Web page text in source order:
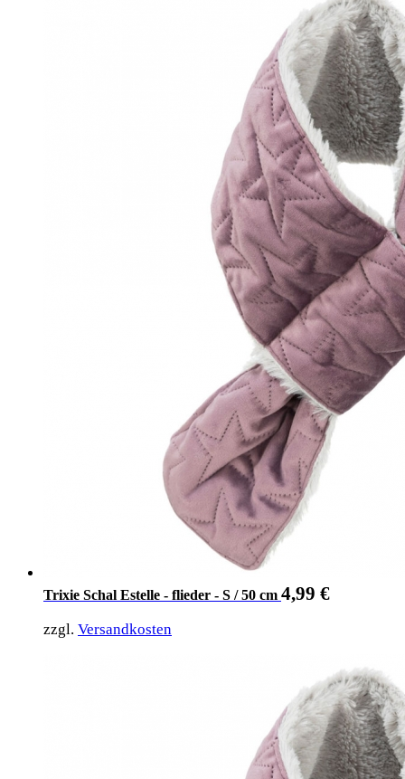
Trixie Schal Estelle - flieder - S / 50 cm 4,99 €
zzgl. Versandkosten